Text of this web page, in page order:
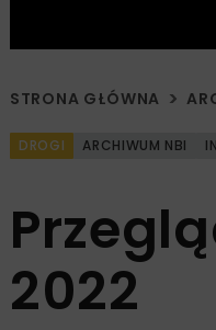
STRONA GŁÓWNA
DROGI ARCHIWUM NBI
2022